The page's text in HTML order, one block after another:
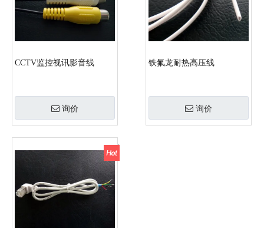
CCTV监控视讯影音线
询价
铁氟龙耐热高压线
询价